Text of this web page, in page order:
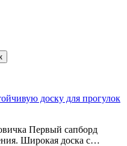
доску для прогулок
Первый сапборд
Широкая доска с…